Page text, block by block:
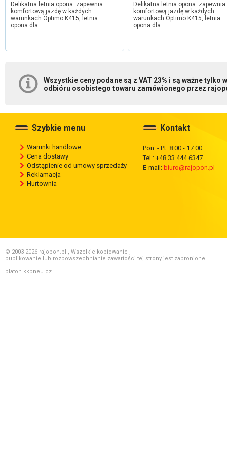
Delikatna letnia opona: zapewnia
komfortową jazdę w każdych
warunkach Optimo K415, letnia
opona dla …
Delikatna letnia opona: zapewnia
komfortową jazdę w każdych
warunkach Optimo K415, letnia
opona dla …
Wszystkie ceny podane są z VAT 23% i są ważne
odbióru osobistego towaru zamówionego przez
Szybkie menu
Warunki handlowe
Cena dostawy
Odstąpienie od umowy sprzedaży
Reklamacja
Hurtownia
Kontakt
Pon. - Pt. 8:00 - 17:00
Tel.: +48 33 444 6347
E-mail: biuro@rajopon.pl
© 2003-2026 rajopon.pl , Wszelkie kopiowanie ,
publikowanie lub rozpowszechnianie zawartości tej strony jest zabronione.
platon.kkpneu.cz